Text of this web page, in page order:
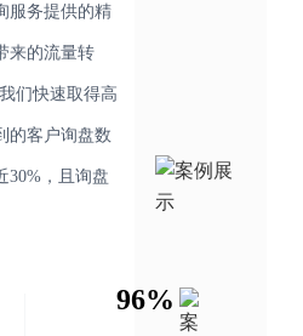
服务提供的精
来的流量转
们快速取得高
的客户询盘数
30%，且询盘
96%